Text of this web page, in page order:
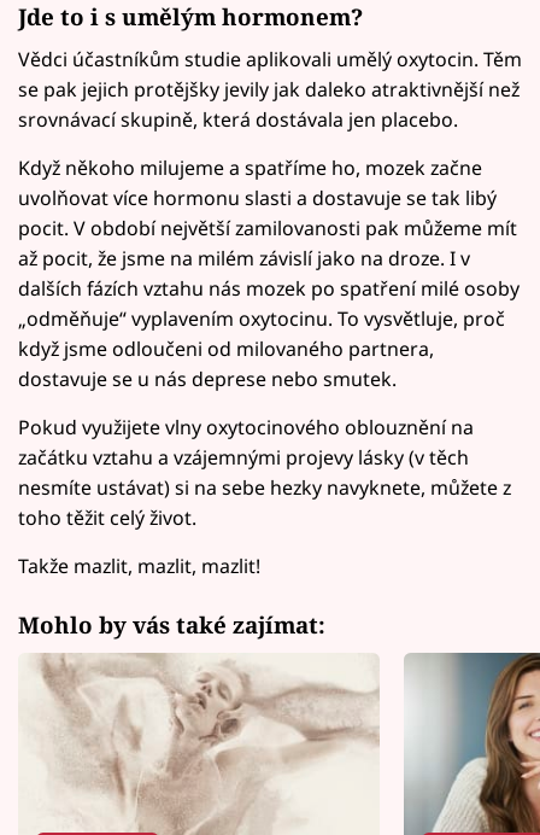
Jde to i s umělým hormonem?
Vědci účastníkům studie aplikovali umělý oxytocin. Těm
se pak jejich protějšky jevily jak daleko atraktivnější než
srovnávací skupině, která dostávala jen placebo.
Když někoho milujeme a spatříme ho, mozek začne
uvolňovat více hormonu slasti a dostavuje se tak libý
pocit. V období největší zamilovanosti pak můžeme mít
až pocit, že jsme na milém závislí jako na droze. I v
dalších fázích vztahu nás mozek po spatření milé osoby
„odměňuje“ vyplavením oxytocinu. To vysvětluje, proč
když jsme odloučeni od milovaného partnera,
dostavuje se u nás deprese nebo smutek.
Pokud využijete vlny oxytocinového oblouznění na
začátku vztahu a vzájemnými projevy lásky (v těch
nesmíte ustávat) si na sebe hezky navyknete, můžete z
toho těžit celý život.
Takže mazlit, mazlit, mazlit!
Mohlo by vás také zajímat: